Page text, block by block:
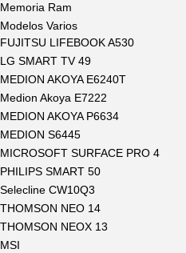
Memoria Ram
Modelos Varios
FUJITSU LIFEBOOK A530
LG SMART TV 49
MEDION AKOYA E6240T
Medion Akoya E7222
MEDION AKOYA P6634
MEDION S6445
MICROSOFT SURFACE PRO 4
PHILIPS SMART 50
Selecline CW10Q3
THOMSON NEO 14
THOMSON NEOX 13
MSI